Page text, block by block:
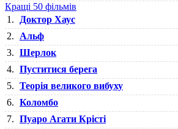
Кращі 50 фільмів
1.
Доктор Хаус
2.
Альф
3. Шерлок
4. Пуститися берега
5. Теорія великого вибуху
6. Коломбо
7. Пуаро Агати Крісті